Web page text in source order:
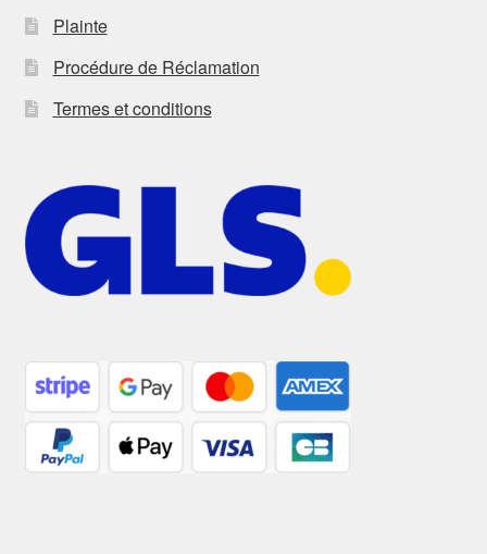
Plainte
Procédure de Réclamation
Termes et conditions